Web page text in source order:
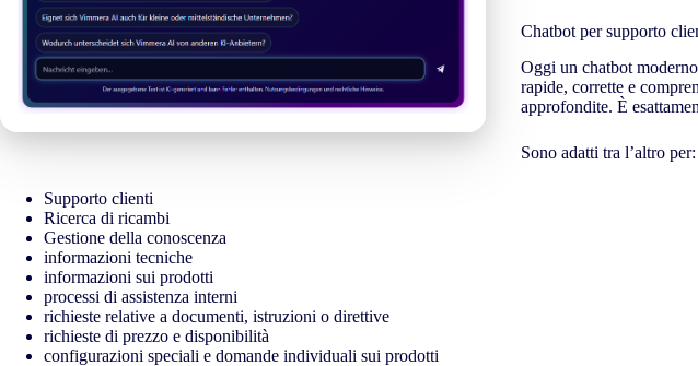
Chatbot per supporto
Oggi un chatbot
rapide, corrette e
approfondite. È
Sono adatti tra l’altro per:
Supporto clienti
Ricerca di ricambi
Gestione della conoscenza
informazioni tecniche
informazioni sui prodotti
processi di assistenza interni
richieste relative a documenti, istruzioni o direttive
richieste di prezzo e disponibilità
configurazioni speciali e domande individuali sui prodotti